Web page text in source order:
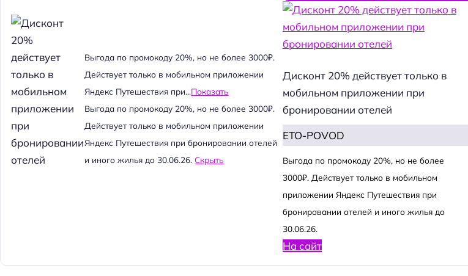
Выгода по промокоду 20%, но не более 3000₽.
Действует только в мобильном приложении
Яндекс Путешествия при...Показать
Выгода по промокоду 20%, но не более 3000₽.
Действует только в мобильном приложении
Яндекс Путешествия при бронировании отелей
и иного жилья до 30.06.26.Скрыть
Дисконт 20% действует только в
мобильном приложении при
бронировании отелей
ETO-POVOD
Выгода по промокоду 20%, но не более
3000₽. Действует только в мобильном
приложении Яндекс Путешествия при
бронировании отелей и иного жилья до
30.06.26.
На сайт